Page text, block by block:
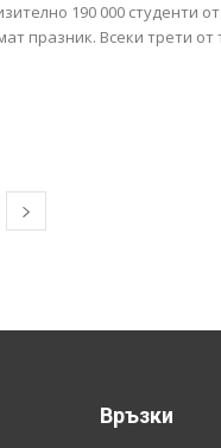
190 000 студенти
празник. Всеки трети
Връзки